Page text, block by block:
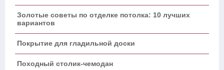
Золотые советы по отделке потолка: 10 лучших
вариантов
Покрытие для гладильной доски
Походный столик-чемодан